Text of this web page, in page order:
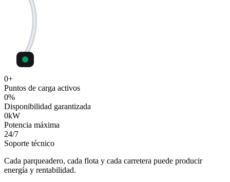
0+
Puntos de carga activos
0%
Disponibilidad garantizada
0kW
Potencia máxima
24/7
Soporte técnico
Cada parqueadero, cada flota y cada carretera puede producir
energía y rentabilidad.